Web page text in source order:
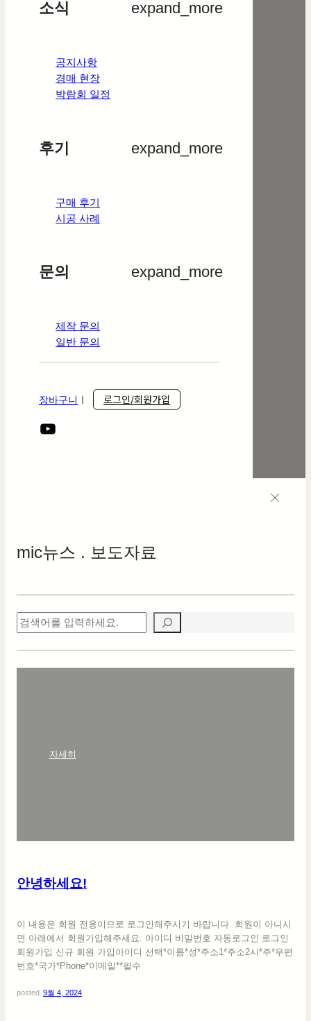
소식 expand_more
공지사항
경매 현장
박람회 일정
후기 expand_more
구매 후기
시공 사례
문의 expand_more
제작 문의
일반 문의
장바구니 로그인/회원가입
mic뉴스 . 보도자료
검
색
자세히
안녕하세요!
이 내용은 회원 전용이므로 로그인해주시기 바랍니다. 회원이 아니시
면 아래에서 회원가입해주세요. 아이디 비밀번호 자동로그인 로그인
회원가입 신규 회원 가입아이디 선택*이름*성*주소1*주소2시*주*우편
번호*국가*Phone*이메일**필수
posted 9월 4, 2024